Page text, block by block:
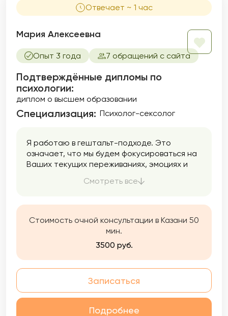
Отвечает ~ 1 час
Мария Алексеевна
Опыт 3 года 7 обращений с сайта
Подтверждённые дипломы по
психологии:
диплом о высшем образовании
Специализация: Психолог-сексолог
Я работаю в гештальт-подходе. Это
означает, что мы будем фокусироваться на
Ваших текущих переживаниях, эмоциях и
исследовать, как прошлый опыт влияет на
внутренний баланс. Я являюсь магистром
психологии, выпускницей одного из ведущих
вузов страны – МГУ имени М.В. Ломоносова,
профессии: повышаю свою квалификацию в
разных областях, участвую в конференциях
и профессиональных мероприятиях.
Смотреть все
Стоимость очной консультации в Казани 50
мин.
3500 руб.
Записаться
Подробнее